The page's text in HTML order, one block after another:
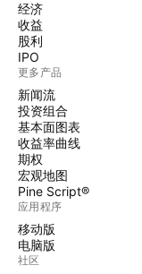
经济
收益
股利
IPO
更多产品
新闻流
投资组合
基本面图表
收益率曲线
期权
宏观地图
Pine Script®
应用程序
移动版
电脑版
社区